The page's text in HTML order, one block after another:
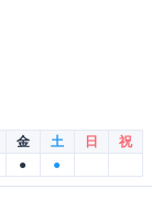
金 土 日
祝
● ●